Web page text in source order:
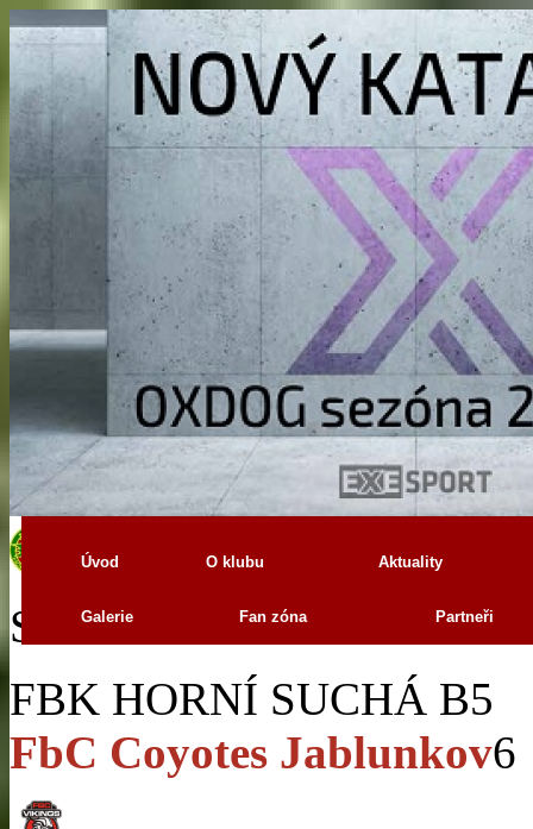
So 19.9.2020 13:40
FBK HORNÍ SUCHÁ B5
FbC Coyotes Jablunkov6
Úvod O klubu Aktuality
Galerie Fan zóna Partneři